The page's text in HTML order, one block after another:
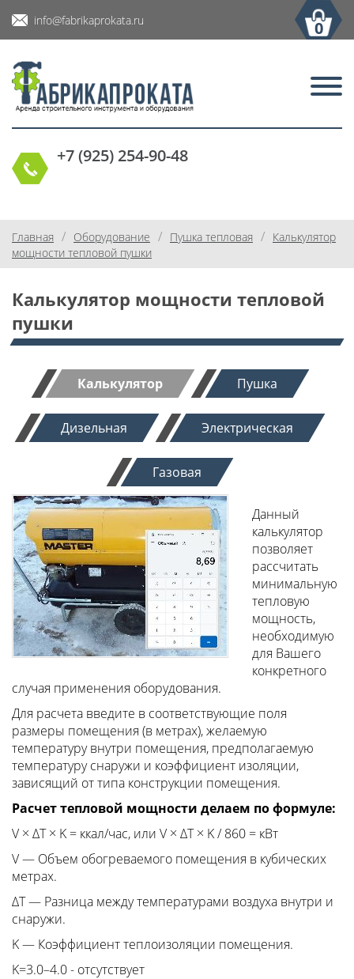
info@fabrikaprokata.ru 0
+7 (925) 254-90-48
Главная / Оборудование / Пушка тепловая / Калькулятор
мощности тепловой пушки
Калькулятор мощности тепловой
пушки
Калькулятор Пушка
Дизельная Электрическая
Газовая
Данный
калькулятор
позволяет
рассчитать
минимальную
тепловую
мощность,
необходимую
для Вашего
конкретного
случая применения оборудования.
Для расчета введите в соответствующие поля
размеры помещения (в метрах), желаемую
температуру внутри помещения, предполагаемую
температуру снаружи и коэффициент изоляции,
зависящий от типа конструкции помещения.
Расчет тепловой мощности делаем по формуле:
V × ΔT × K = ккал/час, или V × ΔT × K / 860 = кВт
V — Объем обогреваемого помещения в кубических
метрах.
ΔT — Разница между температурами воздуха внутри и
снаружи.
K — Коэффициент теплоизоляции помещения.
K=3.0–4.0 - отсутствует